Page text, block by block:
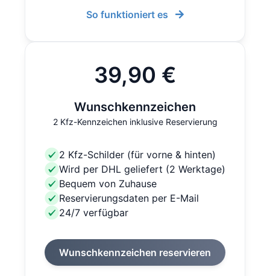
So funktioniert es
39,90 €
Wunschkennzeichen
2 Kfz-Kennzeichen inklusive Reservierung
2 Kfz-Schilder (für vorne & hinten)
Wird per DHL geliefert (2 Werktage)
Bequem von Zuhause
Reservierungsdaten per E-Mail
24/7 verfügbar
Wunschkennzeichen reservieren